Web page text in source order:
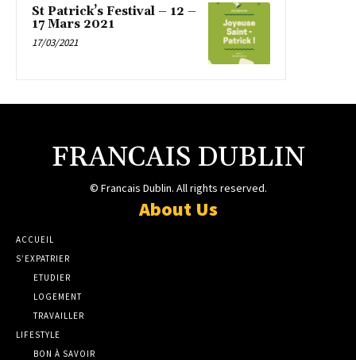
St Patrick’s Festival – 12 –
17 Mars 2021
17/03/2021
FRANCAIS DUBLIN
© Francais Dublin. All rights reserved.
About Us
ACCUEIL
S’EXPATRIER
ETUDIER
LOGEMENT
TRAVAILLER
LIFESTYLE
BON À SAVOIR